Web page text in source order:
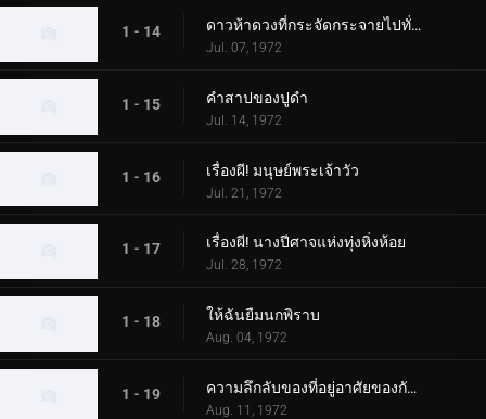
1 - 14 ดาวห้าดวงที่กระจัดกระจายไปทั่วกาแล็กซี
Jul. 07, 1972
1 - 15 คำสาปของปูดำ
Jul. 14, 1972
1 - 16 เรื่องผี! มนุษย์พระเจ้าวัว
Jul. 21, 1972
1 - 17 เรื่องผี! นางปีศาจแห่งทุ่งหิ่งห้อย
Jul. 28, 1972
1 - 18 ให้ฉันยืมนกพิราบ
Aug. 04, 1972
1 - 19 ความลึกลับของที่อยู่อาศัยของกัปปะ
Aug. 11, 1972